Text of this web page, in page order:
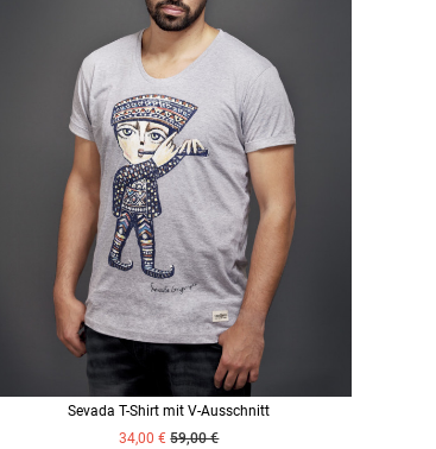
Sevada T-Shirt mit V-Ausschnitt
34,00 € 59,00 €